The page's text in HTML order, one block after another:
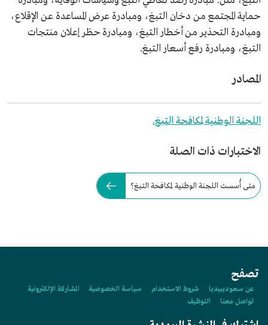
حماية المجتمع من دخان التبغ، ومبادرة عرض المساعدة عن الإقلاع،
ومبادرة التحذير من أخطار التبغ، ومبادرة حظر إعلان منتجات
التبغ، ومبادرة رفع أسعار التبغ.
المصادر
اللجنة الوطنية لمكافحة التبغ.
الاختبارات ذات الصلة
متى أُسست اللجنة الوطنية لمكافحة التبغ؟
تصفح
عن سعوديبيديا شروط الاستخدام سياسة الخصوصية
المشاركة الإلكترونية
تواصل معنا
التوظيف